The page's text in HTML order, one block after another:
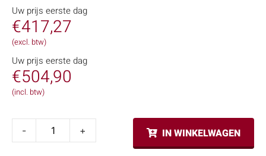
Uw prijs eerste dag
€417,27
(excl. btw)
Uw prijs eerste dag
€504,90
(incl. btw)
- + IN WINKELWAGEN